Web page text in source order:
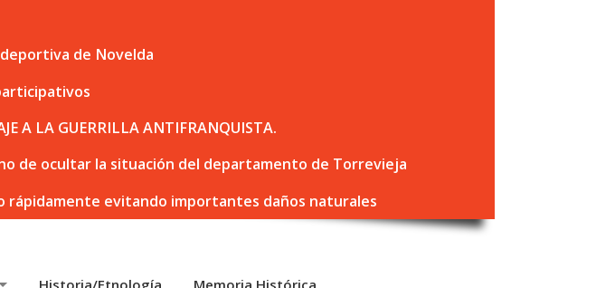
de Novelda
A LA GUERRILLA ANTIFRANQUISTA.
de ocultar la situación del departamento de Torrevieja
rápidamente evitando importantes daños naturales
Historia/Etnología Memoria Histórica